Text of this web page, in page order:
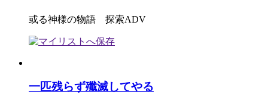
或る神様の物語 探索ADV
一匹残らず殲滅してやる